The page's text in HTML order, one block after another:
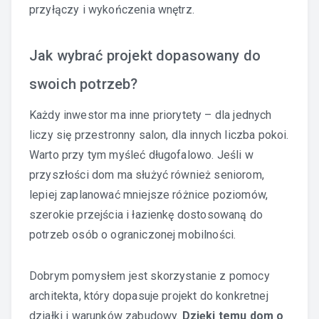
przyłączy i wykończenia wnętrz.
Jak wybrać projekt dopasowany do
swoich potrzeb?
Każdy inwestor ma inne priorytety – dla jednych
liczy się przestronny salon, dla innych liczba pokoi.
Warto przy tym myśleć długofalowo. Jeśli w
przyszłości dom ma służyć również seniorom,
lepiej zaplanować mniejsze różnice poziomów,
szerokie przejścia i łazienkę dostosowaną do
potrzeb osób o ograniczonej mobilności.
Dobrym pomysłem jest skorzystanie z pomocy
architekta, który dopasuje projekt do konkretnej
działki i warunków zabudowy. Dzięki temu dom o